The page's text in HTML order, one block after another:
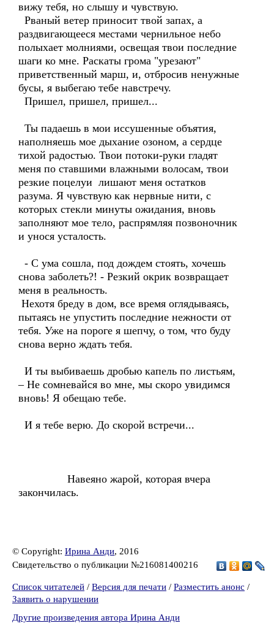
вижу тебя, но слышу и чувствую.
Рваный ветер приносит твой запах, а
раздвигающееся местами чернильное небо
полыхает молниями, освещая твои последние
шаги ко мне. Раскаты грома "урезают"
приветственный марш, и, отбросив ненужные
бусы, я выбегаю тебе навстречу.
Пришел, пришел, пришел...
Ты падаешь в мои иссушенные объятия,
наполняешь мое дыхание озоном, а сердце
тихой радостью. Твои потоки-руки гладят
меня по ставшими влажными волосам, твои
резкие поцелуи лишают меня остатков
разума. Я чувствую как нервные нити, с
которых стекли минуты ожидания, вновь
заполняют мое тело, распрямляя позвоночник
и унося усталость.
- С ума сошла, под дождем стоять, хочешь
снова заболеть?! - Резкий окрик возвращает
меня в реальность.
Нехотя бреду в дом, все время оглядываясь,
пытаясь не упустить последние нежности от
тебя. Уже на пороге я шепчу, о том, что буду
снова верно ждать тебя.
И ты выбиваешь дробью капель по листьям,
– Не сомневайся во мне, мы скоро увидимся
вновь! Я обещаю тебе.
И я тебе верю. До скорой встречи...
Навеяно жарой, которая вчера
закончилась.
© Copyright: Ирина Анди, 2016
Свидетельство о публикации №216081400216
Список читателей / Версия для печати / Разместить анонс /
Заявить о нарушении
Другие произведения автора Ирина Анди